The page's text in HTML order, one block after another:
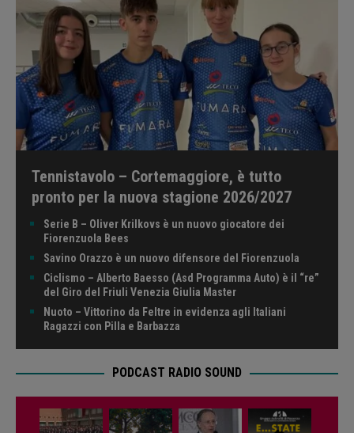
Tennistavolo – Cortemaggiore, è tutto
pronto per la nuova stagione 2026/2027
Serie B – Oliver Krilkovs è un nuovo giocatore dei
Fiorenzuola Bees
Savino Orazzo è un nuovo difensore del Fiorenzuola
Ciclismo – Alberto Baesso (Asd Programma Auto) è il “re”
del Giro del Friuli Venezia Giulia Master
Nuoto – Vittorino da Feltre in evidenza agli Italiani
Ragazzi con Pilla e Barbazza
PODCAST RADIO SOUND